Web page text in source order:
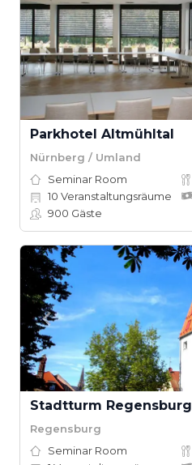
Parkhotel Altmühltal
Nürnberg / Umland
Seminar Room
10 Veranstaltungsräume
900 Gäste
Stadtturm Regensburg
Regensburg
Seminar Room